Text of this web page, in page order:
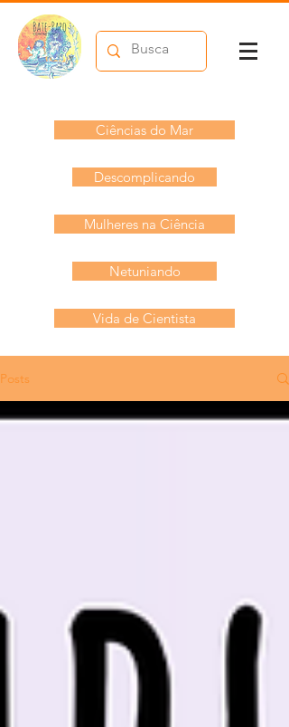
Ciências do Mar
Descomplicando
Mulheres na Ciência
Netuniando
Vida de Cientista
Posts